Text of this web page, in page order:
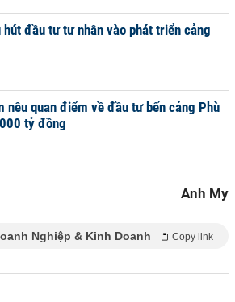
đầu tư tư nhân vào phát triển cảng
nêu quan điểm về đầu tư bến cảng Phù
tỷ đồng
Anh My
Nghiệp & Kinh Doanh Copy link